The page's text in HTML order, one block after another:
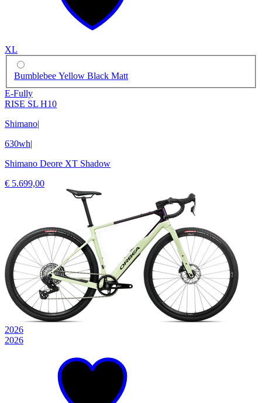
XL
Bumblebee Yellow Black Matt
E-Fully
RISE SL H10
Shimano|
630wh|
Shimano Deore XT Shadow
€ 5.699,00
2026
2026